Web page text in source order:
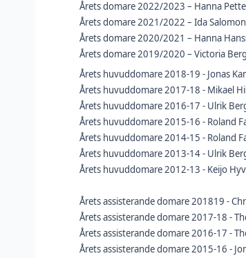
Årets domare 2022/2023 – Hanna
Årets domare 2021/2022 – Ida
Årets domare 2020/2021 – Hanna
Årets domare 2019/2020 – Victoria
Årets huvuddomare 2018-19 - Jonas
Årets huvuddomare 2017-18 - Mikael
Årets huvuddomare 2016-17 - Ulrik
Årets huvuddomare 2015-16 - Roland
Årets huvuddomare 2014-15 - Roland
Årets huvuddomare 2013-14 - Ulrik
Årets huvuddomare 2012-13 - Keijo
Årets assisterande domare 201819 -
Årets assisterande domare 2017-18 -
Årets assisterande domare 2016-17 -
Årets assisterande domare 2015-16 -